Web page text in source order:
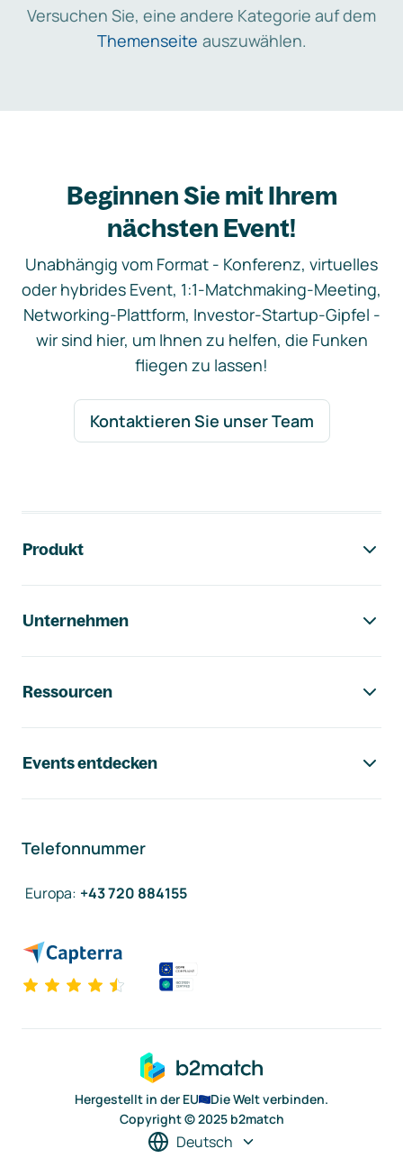
Versuchen Sie, eine andere Kategorie auf dem
Themenseite auszuwählen.
Beginnen Sie mit Ihrem
nächsten Event!
Unabhängig vom Format - Konferenz, virtuelles
oder hybrides Event, 1:1-Matchmaking-Meeting,
Networking-Plattform, Investor-Startup-Gipfel -
wir sind hier, um Ihnen zu helfen, die Funken
fliegen zu lassen!
Kontaktieren Sie unser Team
Produkt
Unternehmen
Ressourcen
Events entdecken
Telefonnummer
Europa: +43 720 884155
Hergestellt in der EU
Die Welt verbinden.
Copyright © 2025 b2match
Deutsch